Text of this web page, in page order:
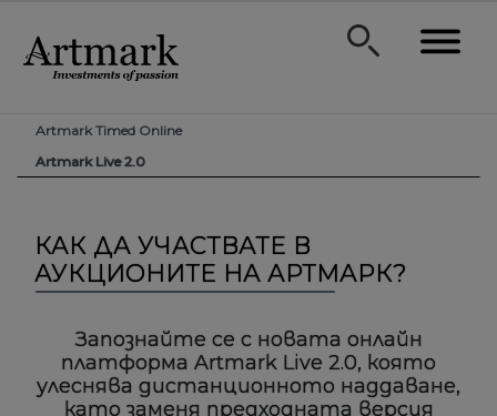
Artmark Timed Online
Artmark Live 2.0
КАК ДА УЧАСТВАТЕ В
АУКЦИОНИТЕ НА АРТМАРК?
Запознайте се с новата онлайн
платформа Artmark Live 2.0, която
улеснява дистанционното наддаване,
като заменя предходната версия